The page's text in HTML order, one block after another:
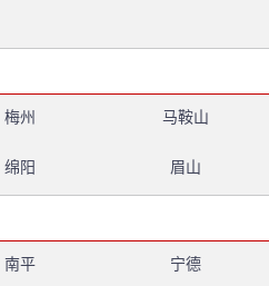
梅州 马鞍山
绵阳 眉山
南平 宁德